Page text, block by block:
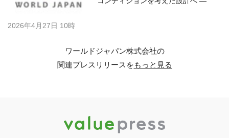
2026年4月27日 10時
ワールドジャパン株式会社の
関連プレスリリースをもっと見る